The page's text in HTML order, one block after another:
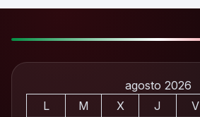
agosto 2026
L
M X J V